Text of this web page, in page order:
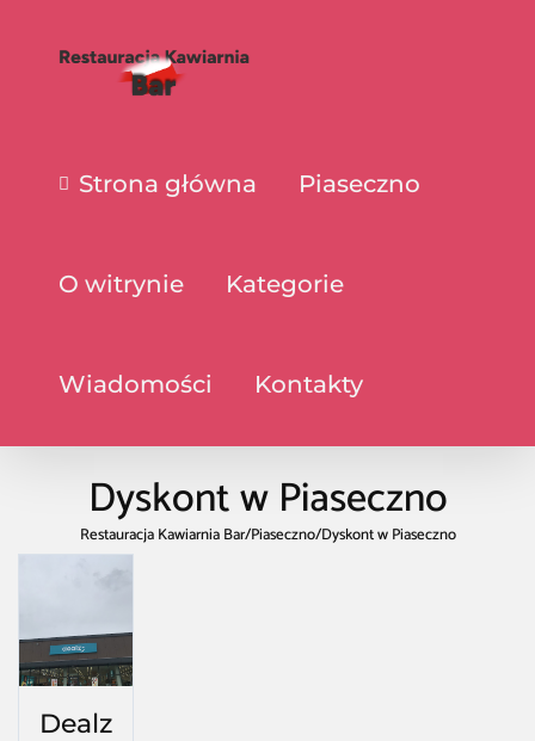
Strona główna Piaseczno
O witrynie Kategorie
Wiadomości Kontakty
Dyskont w Piaseczno
Restauracja Kawiarnia Bar/Piaseczno/Dyskont w Piaseczno
Dealz